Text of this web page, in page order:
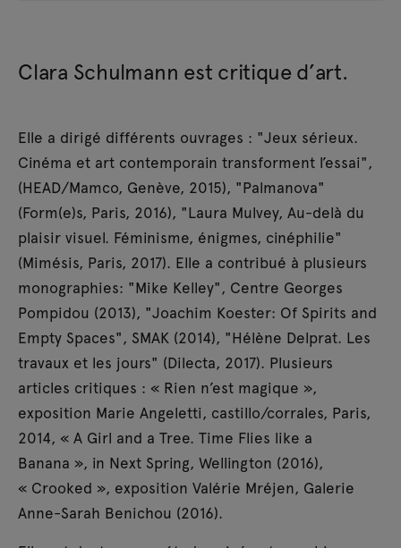
Clara Schulmann est critique d’art.
Elle a dirigé différents ouvrages : "Jeux sérieux.
Cinéma et art contemporain transforment l’essai",
(HEAD/Mamco, Genève, 2015), "Palmanova"
(Form(e)s, Paris, 2016), "Laura Mulvey, Au-delà du
plaisir visuel. Féminisme, énigmes, cinéphilie"
(Mimésis, Paris, 2017). Elle a contribué à plusieurs
monographies: "Mike Kelley", Centre Georges
Pompidou (2013), "Joachim Koester: Of Spirits and
Empty Spaces", SMAK (2014), "Hélène Delprat. Les
travaux et les jours" (Dilecta, 2017). Plusieurs
articles critiques : « Rien n’est magique »,
exposition Marie Angeletti, castillo/corrales, Paris,
2014, « A Girl and a Tree. Time Flies like a
Banana », in Next Spring, Wellington (2016),
« Crooked », exposition Valérie Mréjen, Galerie
Anne-Sarah Benichou (2016).